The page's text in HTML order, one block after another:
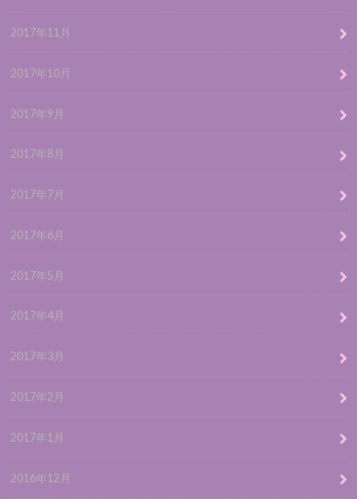
2017年11月
2017年10月
2017年9月
2017年8月
2017年7月
2017年6月
2017年5月
2017年4月
2017年3月
2017年2月
2017年1月
2016年12月